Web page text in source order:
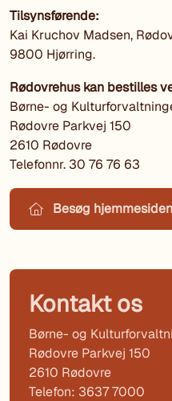
Tilsynsførende:
Kai Kruchov Madsen,
9800 Hjørring.
Rødovrehus kan bestilles
Børne- og
Rødovre Parkvej 150
2610 Rødovre
Telefonnr. 30 76 76 63
Besøg
Kontakt os
Børne- og
Rødovre Parkvej 150
2610 Rødovre
Telefon: 3637 7000